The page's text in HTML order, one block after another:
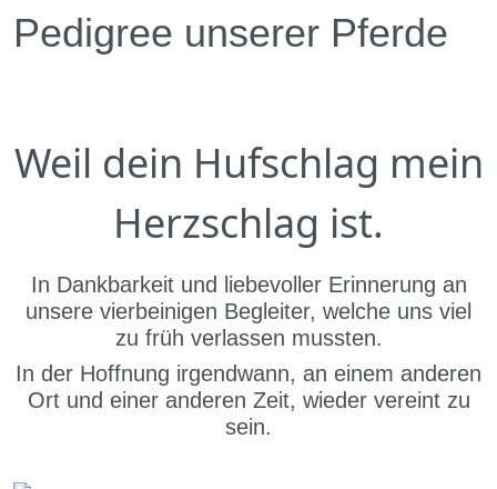
Pedigree unserer Pferde
Weil dein Hufschlag mein
Herzschlag ist.
In Dankbarkeit und liebevoller Erinnerung an
unsere vierbeinigen Begleiter, welche uns viel
zu früh verlassen mussten.
In der Hoffnung irgendwann, an einem anderen
Ort und einer anderen Zeit, wieder vereint zu
sein.